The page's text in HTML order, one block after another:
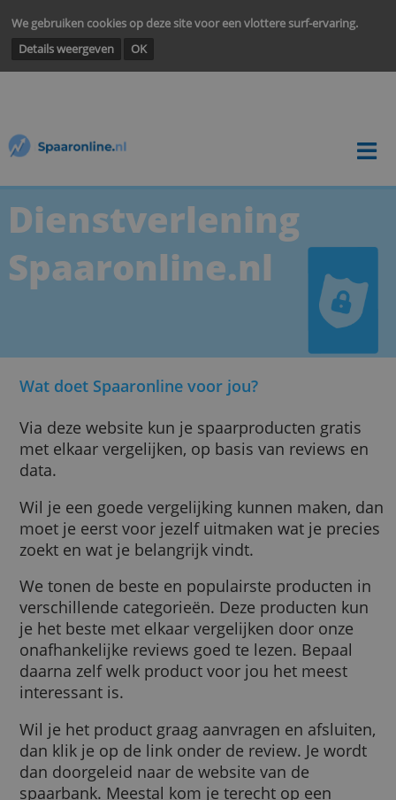
We gebruiken cookies op deze site voor een vlottere surf-
Details weergeven
Dienstverlening
Spaaronline.nl
Wat doet Spaaronline voor jou?
met elkaar vergelijken, op basis van
data.
Wil je een goede vergelijking kunnen
moet je eerst voor jezelf uitmaken wat je
zoekt en wat je belangrijk vindt.
We tonen de beste en populairste
verschillende categorieën. Deze producten
onafhankelijke reviews goed te lezen.
daarna zelf welk product voor jou het meest
interessant is.